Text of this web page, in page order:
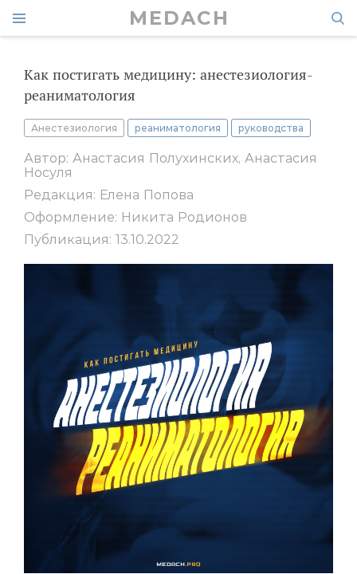
MEDACH
Как постигать медицину: анестезиология-
реаниматология
Анестезиология реаниматология руководства
Автор: Анастасия Полухинских, Анастасия
Носуля
Редакция: Елена Попова
Оформление: Никита Родионов
Публикация: 13.10.2022